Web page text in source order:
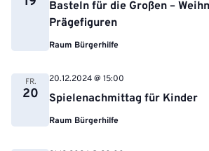
Basteln für die Großen –
Prägefiguren
Raum Bürgerhilfe
FR.
20 Spielenachmittag für Kinder
20.12.2024 @ 15:00
Raum Bürgerhilfe